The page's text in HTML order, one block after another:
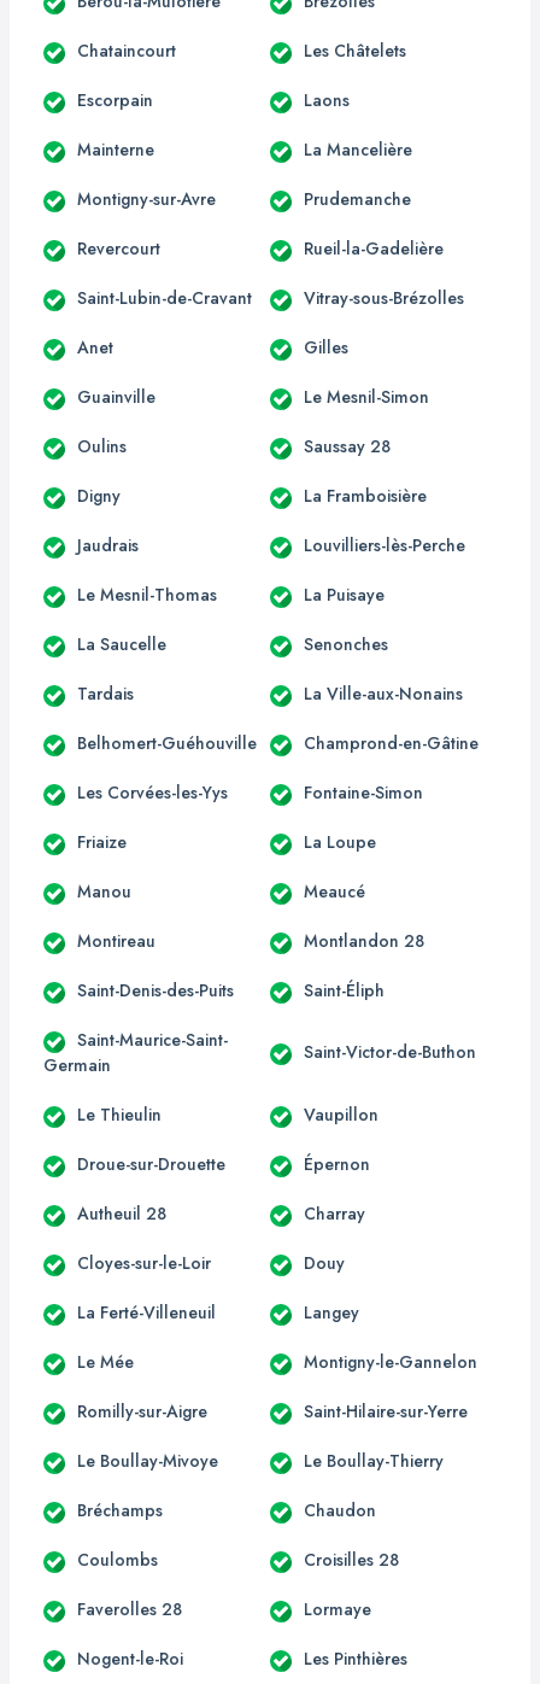
Chataincourt Les Châtelets
Escorpain Laons
Mainterne La Mancelière
Montigny-sur-Avre Prudemanche
Revercourt Rueil-la-Gadelière
Saint-Lubin-de-Cravant Vitray-sous-Brézolles
Anet Gilles
Guainville Le Mesnil-Simon
Oulins Saussay 28
Digny La Framboisière
Jaudrais Louvilliers-lès-Perche
Le Mesnil-Thomas La Puisaye
La Saucelle Senonches
Tardais La Ville-aux-Nonains
Belhomert-Guéhouville Champrond-en-Gâtine
Les Corvées-les-Yys Fontaine-Simon
Friaize La Loupe
Manou Meaucé
Montireau Montlandon 28
Saint-Denis-des-Puits Saint-Éliph
Saint-Maurice-Saint-
Germain
Saint-Victor-de-Buthon
Le Thieulin Vaupillon
Droue-sur-Drouette Épernon
Autheuil 28 Charray
Cloyes-sur-le-Loir Douy
La Ferté-Villeneuil Langey
Le Mée Montigny-le-Gannelon
Romilly-sur-Aigre Saint-Hilaire-sur-Yerre
Le Boullay-Mivoye Le Boullay-Thierry
Bréchamps Chaudon
Coulombs Croisilles 28
Faverolles 28 Lormaye
Nogent-le-Roi Les Pinthières